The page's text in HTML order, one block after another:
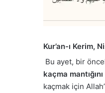
Kur’an-ı Kerim,
Bu ayet, bir
kaçma
kaçmak için